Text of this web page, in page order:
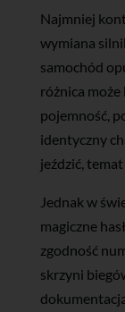
Najmniej
wymiana
samochód
różnica może
pojemność,
identyczny
jeździć,
Jednak w
magiczne
zgodność
skrzyni